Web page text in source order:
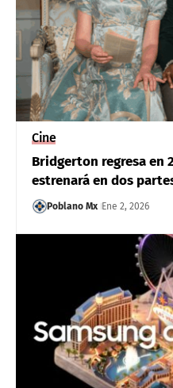
Cine
Bridgerton regresa en
estrenará en dos
Poblano Mx Ene 2, 2026